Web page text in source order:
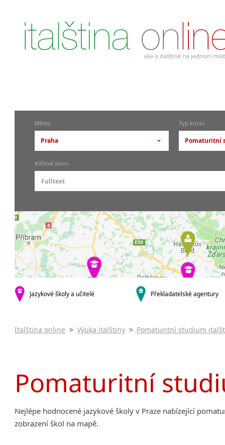
Město
Praha
-- vyberte město --
Praha 4
Praha 5
Praha 7
Praha 9
Praha 10
krajská města
Brno
Most
Typ kurzu
Pomaturitní
Online
Výuka
Výuka
JŠ
Klíčové slovo
Jazykové školy a učitelé Překladatelské agentury
Italština online > Výuka italštiny > Pomaturitní studium
Pomaturitní
Nejlépe hodnocené jazykové školy v Praze nabízející
zobrazení škol na mapě.